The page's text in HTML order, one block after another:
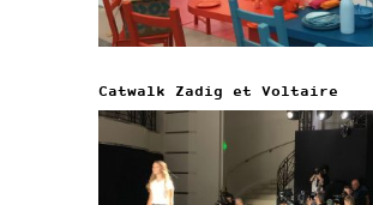
Catwalk Zadig et Voltaire